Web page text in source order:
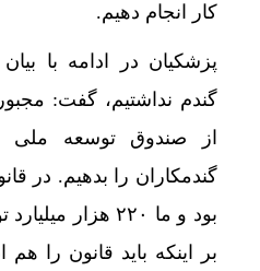
کار انجام دهیم.
پزشکیان در ادامه با
گندم نداشتیم، گفت:
از صندوق توسعه ملی
بود و ما ۲۲۰ هزار
بر اینکه باید قانون را هم